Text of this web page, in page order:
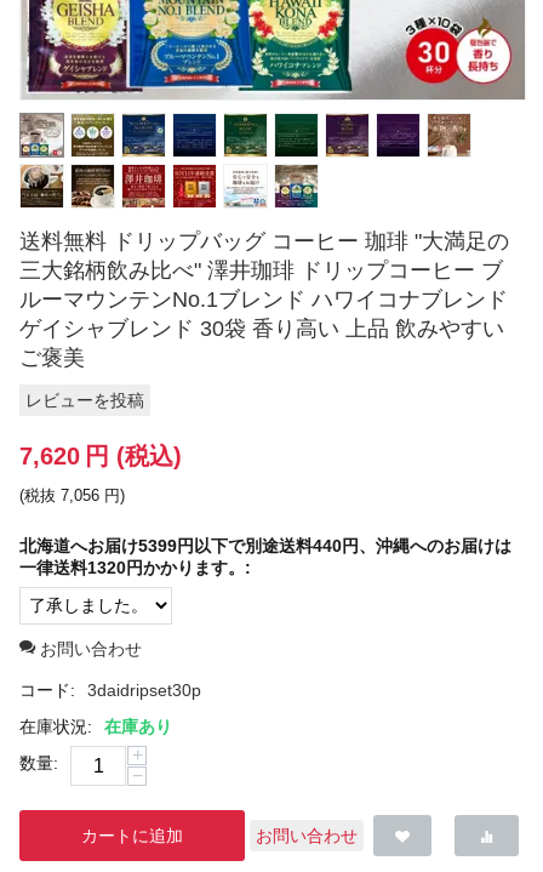
送料無料 ドリップバッグ コーヒー 珈琲 "大満足の
三大銘柄飲み比べ" 澤井珈琲 ドリップコーヒー ブ
ルーマウンテンNo.1ブレンド ハワイコナブレンド
ゲイシャブレンド 30袋 香り高い 上品 飲みやすい
ご褒美
レビューを投稿
7,620 円 (税込)
(税抜 7,056 円)
北海道へお届け5399円以下で別途送料440円、沖縄へのお届けは
一律送料1320円かかります。:
お問い合わせ
コード:
3daidripset30p
在庫状況:
在庫あり
数量:
+
−
カートに追加 お問い合わせ